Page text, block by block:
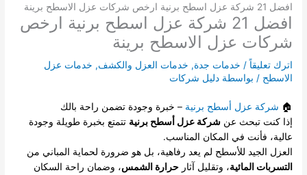
افضل 21 شركة عزل اسطح برنية ارخص شركات عزل الاسطح برينة
افضل 21 شركة عزل اسطح برنية ارخص
شركات عزل الاسطح برينة
اترك تعليقاً / خدمات جدة, خدمات العزل والكشف, خدمات عزل
الاسطح / بواسطة دليل شركات
🏠 شركة عزل أسطح برنية – خبرة وجودة تضمن راحة بالك
إذا كنت تبحث عنشركة عزل أسطح برنية تتمتع بخبرة طويلة وجودة
عالية، فأنت في المكان المناسب.
العزل الجيد للأسطح لم يعد رفاهية، بل هو ضرورة لحماية المباني من
التسربات المائية، وتقليل آثارحرارة الشمس، وضمان راحة السكان